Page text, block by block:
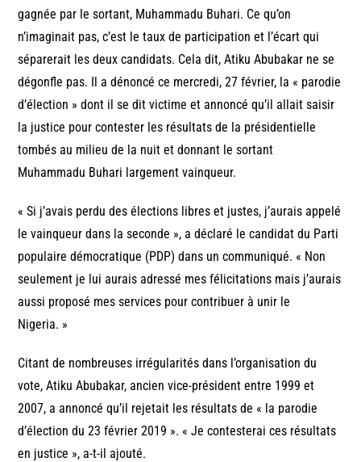
gagnée par le sortant, Muhammadu Buhari. Ce qu’on
n’imaginait pas, c’est le taux de participation et l’écart qui
séparerait les deux candidats. Cela dit, Atiku Abubakar ne se
dégonfle pas. Il a dénoncé ce mercredi, 27 février, la « parodie
d’élection » dont il se dit victime et annoncé qu’il allait saisir
la justice pour contester les résultats de la présidentielle
tombés au milieu de la nuit et donnant le sortant
Muhammadu Buhari largement vainqueur.
« Si j’avais perdu des élections libres et justes, j’aurais appelé
le vainqueur dans la seconde », a déclaré le candidat du Parti
populaire démocratique (PDP) dans un communiqué. « Non
seulement je lui aurais adressé mes félicitations mais j’aurais
aussi proposé mes services pour contribuer à unir le
Nigeria. »
Citant de nombreuses irrégularités dans l’organisation du
vote, Atiku Abubakar, ancien vice-président entre 1999 et
2007, a annoncé qu’il rejetait les résultats de « la parodie
d’élection du 23 février 2019 ». « Je contesterai ces résultats
en justice », a-t-il ajouté.